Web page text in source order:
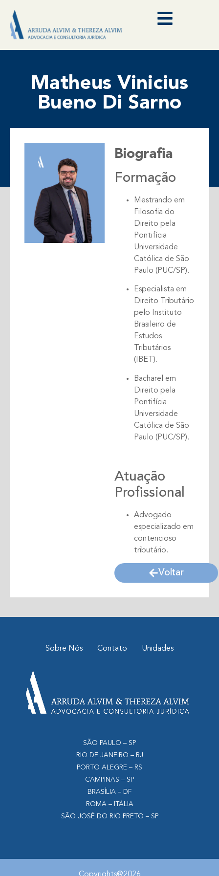
Matheus Vinicius
Bueno Di Sarno
Biografia
Formação
Mestrando em
Filosofia do
Direito pela
Pontifícia
Universidade
Católica de São
Paulo (PUC/SP).
Especialista em
Direito Tributário
pelo Instituto
Brasileiro de
Estudos
Tributários
(IBET).
Bacharel em
Direito pela
Pontifícia
Universidade
Católica de São
Paulo (PUC/SP).
Atuação
Profissional
Advogado
especializado em
contencioso
tributário.
Voltar
Sobre Nós Contato Unidades
SÃO PAULO – SP
RIO DE JANEIRO – RJ
PORTO ALEGRE – RS
CAMPINAS – SP
BRASÍLIA – DF
ROMA – ITÁLIA
SÃO JOSÉ DO RIO PRETO – SP